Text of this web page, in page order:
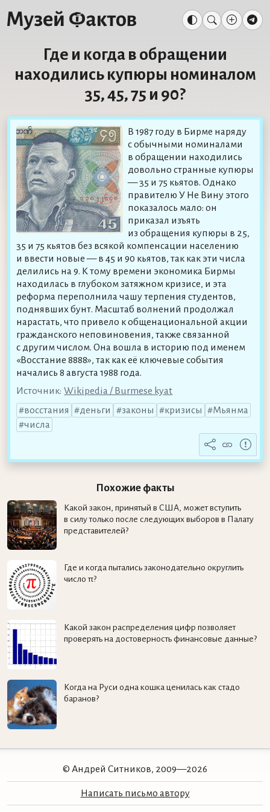
Где и когда в обращении
находились купюры номиналом
35, 45, 75 и 90?
В 1987 году в Бирме наряду
с обычными номиналами
в обращении находились
довольно странные купюры
— 35 и 75 кьятов. Однако
правителю У Не Вину этого
показалось мало: он
приказал изъять
из обращения купюры в 25,
35 и 75 кьятов без всякой компенсации населению
и ввести новые — в 45 и 90 кьятов, так как эти числа
делились на 9. К тому времени экономика Бирмы
находилась в глубоком затяжном кризисе, и эта
реформа переполнила чашу терпения студентов,
поднявших бунт. Масштаб волнений продолжал
нарастать, что привело к общенациональной акции
гражданского неповиновения, также связанной
с другим числом. Она вошла в историю под именем
«Восстание 8888», так как её ключевые события
начались 8 августа 1988 года.
Источник: Wikipedia / Burmese kyat
восстания
деньги законы кризисы
Мьянма
числа
Похожие факты
Какой закон, принятый в США, может вступить
в силу только после следующих выборов в Палату
представителей?
Где и когда пытались законодательно округлить
число π?
Какой закон распределения цифр позволяет
проверять на достоверность финансовые данные?
Когда на Руси одна кошка ценилась как стадо
баранов?
© Андрей Ситников, 2009—2026
Написать письмо автору